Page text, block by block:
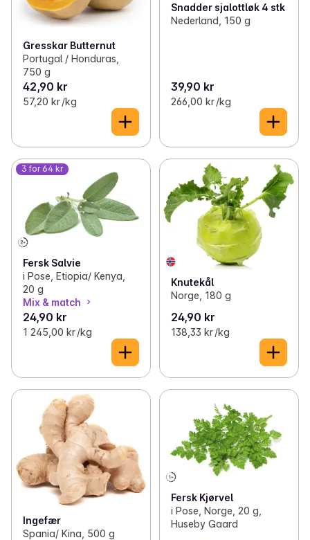
Gresskar Butternut
Portugal / Honduras,
750 g
42,90 kr
57,20 kr /kg
Snadder sjalottløk 4 stk
Nederland, 150 g
39,90 kr
266,00 kr /kg
3 for 64 kr
Fersk Salvie
i Pose, Etiopia/ Kenya,
20 g
Mix & match
24,90 kr
1 245,00 kr /kg
Knutekål
Norge, 180 g
24,90 kr
138,33 kr /kg
Ingefær
Spania/ Kina, 500 g
Fersk Kjørvel
i Pose, Norge, 20 g,
Huseby Gaard